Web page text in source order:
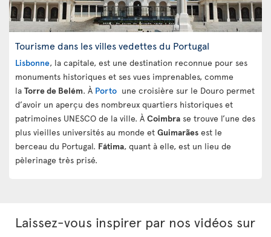
Tourisme dans les villes vedettes du Portugal
Lisbonne, la capitale, est une destination reconnue pour ses
monuments historiques et ses vues imprenables, comme
la Torre de Belém. À Porto une croisière sur le Douro permet
d’avoir un aperçu des nombreux quartiers historiques et
patrimoines UNESCO de la ville. À Coimbra se trouve l’une des
plus vieilles universités au monde et Guimarães est le
berceau du Portugal. Fátima, quant à elle, est un lieu de
pèlerinage très prisé.
Laissez-vous inspirer par nos vidéos sur